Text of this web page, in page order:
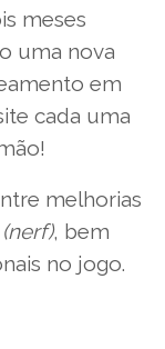
meses
uma nova
em
cada uma
melhorias
(nerf), bem
no jogo.